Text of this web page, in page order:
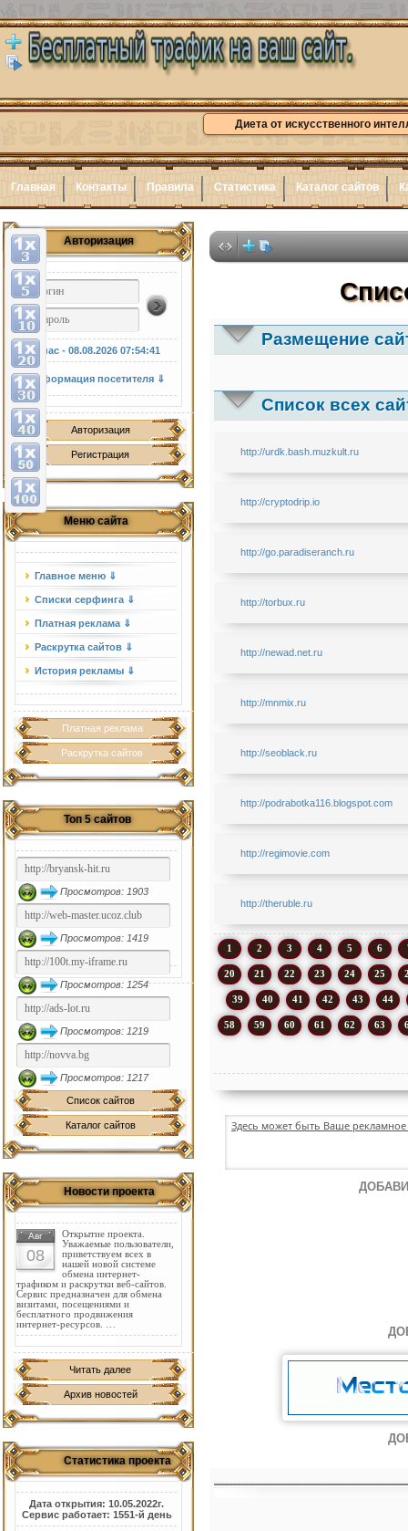
Диета от искусственного
Главная Контакты Правила Статистика Каталог сайтов
Авторизация
У нас - 08.08.202607:54:42
Информация посетителя ⇓
Авторизация
Регистрация
Меню сайта
Главное меню ⇓
Списки серфинга ⇓
Платная реклама ⇓
Раскрутка сайтов ⇓
История рекламы ⇓
Платная реклама
Раскрутка сайтов
Топ 5 сайтов
Просмотров: 1903
Просмотров: 1419
Просмотров: 1254
Просмотров: 1219
Просмотров: 1217
Список сайтов
Каталог сайтов
Новости проекта
Авг
08
Открытие проекта.
Уважаемые пользователи,
приветствуем всех в
нашей новой системе
обмена интернет-
трафиком и раскрутки веб-сайтов.
Сервис предназначен для обмена
визитами, посещениями и
бесплатного продвижения
интернет-ресурсов. …
Читать далее
Архив новостей
Статистика проекта
Дата открытия: 10.05.2022г.
Сервис работает: 1551-й день
Размещение
Список всех
http://urdk.bash.muzkult.ru
http://cryptodrip.io
http://go.paradiseranch.ru
http://torbux.ru
http://newad.net.ru
http://mnmix.ru
http://seoblack.ru
http://podrabotka116.blogspot.com
http://regimovie.com
http://theruble.ru
1 2 3 4 5 6
20 21 22 23 24 25
39 40 41 42 43 44
58 59 60 61 62 63
Здесь может быть Ваше